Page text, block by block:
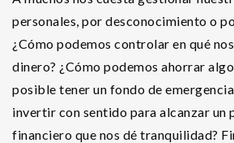
personales, por desconocimiento o
¿Cómo podemos controlar en qué
dinero? ¿Cómo podemos ahorrar algo
posible tener un fondo de
invertir con sentido para alcanzar un
financiero que nos dé tranquilidad?